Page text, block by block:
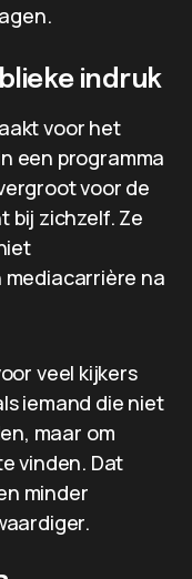
indruk
voor het
een programma
voor de
bij zichzelf. Ze
na
veel kijkers
iemand die niet
maar om
vinden. Dat
minder